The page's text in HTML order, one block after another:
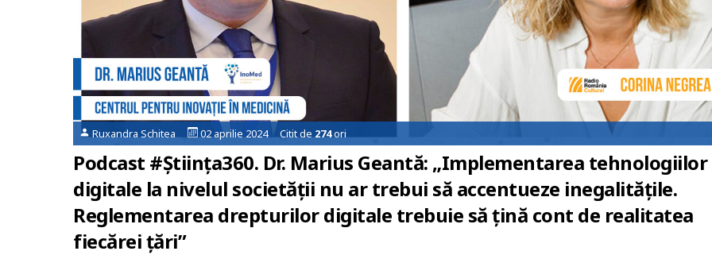
Ruxandra Schitea 02 aprilie 2024 Citit de 274ori
Podcast #Știința360. Dr. Marius Geantă: „Implementarea tehnologiilor
digitale la nivelul societății nu ar trebui să accentueze inegalitățile.
Reglementarea drepturilor digitale trebuie să țină cont de realitatea
fiecărei țări”